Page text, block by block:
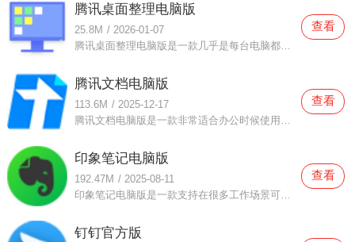
腾讯桌面整理电脑版
25.8M / 2026-01-07
查看
腾讯文档电脑版
113.6M / 2025-12-17
查看
印象笔记电脑版
192.47M / 2025-08-11
查看
钉钉官方版